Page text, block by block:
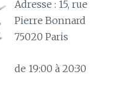
Adresse : 15, rue
Pierre Bonnard
75020 Paris
de 19:00 à 20:30